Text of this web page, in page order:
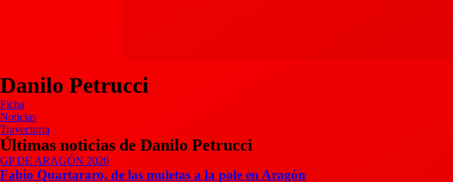
Danilo Petrucci
Ficha
Noticias
Trayectoria
Últimas noticias de Danilo Petrucci
GP DE ARAGÓN 2020
Fabio Quartararo, de las muletas a la pole en Aragón